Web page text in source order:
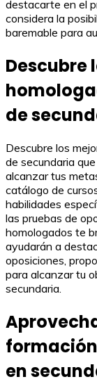
destacarte en el
considera la
baremable para
Descubre
de
Descubre los
de secundaria
alcanzar tus
catálogo de
habilidades
las pruebas de
homologados te
ayudarán a
oposiciones,
para alcanzar tu
secundaria.
en